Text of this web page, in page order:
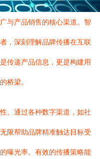
与产品销售的核心渠道。智
，深刻理解品牌传播在互联
传递产品信息，更是构建用
桥梁。
。通过各种数字渠道，如社
限帮助品牌精准触达目标受
曝光率。有效的传播策略能